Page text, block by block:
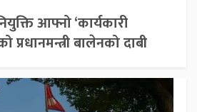
आफ्नो ‘कार्यकारी
प्रधानमन्त्री बालेनको दाबी